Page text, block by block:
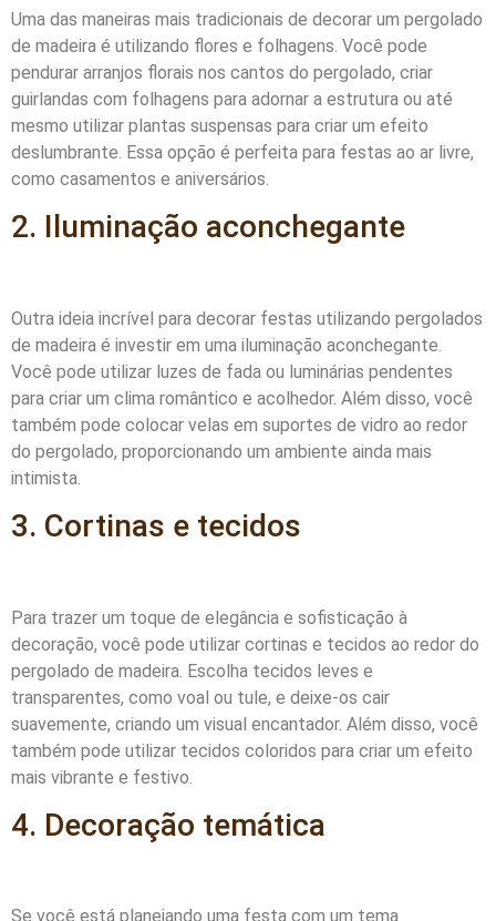
Uma das maneiras mais tradicionais de decorar um pergolado
de madeira é utilizando flores e folhagens. Você pode
pendurar arranjos florais nos cantos do pergolado, criar
guirlandas com folhagens para adornar a estrutura ou até
mesmo utilizar plantas suspensas para criar um efeito
deslumbrante. Essa opção é perfeita para festas ao ar livre,
como casamentos e aniversários.
2. Iluminação aconchegante
Outra ideia incrível para decorar festas utilizando pergolados
de madeira é investir em uma iluminação aconchegante.
Você pode utilizar luzes de fada ou luminárias pendentes
para criar um clima romântico e acolhedor. Além disso, você
também pode colocar velas em suportes de vidro ao redor
do pergolado, proporcionando um ambiente ainda mais
intimista.
3. Cortinas e tecidos
Para trazer um toque de elegância e sofisticação à
decoração, você pode utilizar cortinas e tecidos ao redor do
pergolado de madeira. Escolha tecidos leves e
transparentes, como voal ou tule, e deixe-os cair
suavemente, criando um visual encantador. Além disso, você
também pode utilizar tecidos coloridos para criar um efeito
mais vibrante e festivo.
4. Decoração temática
Se você está planejando uma festa com um tema